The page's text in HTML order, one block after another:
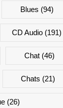
Blues (94)
CD Audio(191)
Chat(46)
Chats (21)
(26)